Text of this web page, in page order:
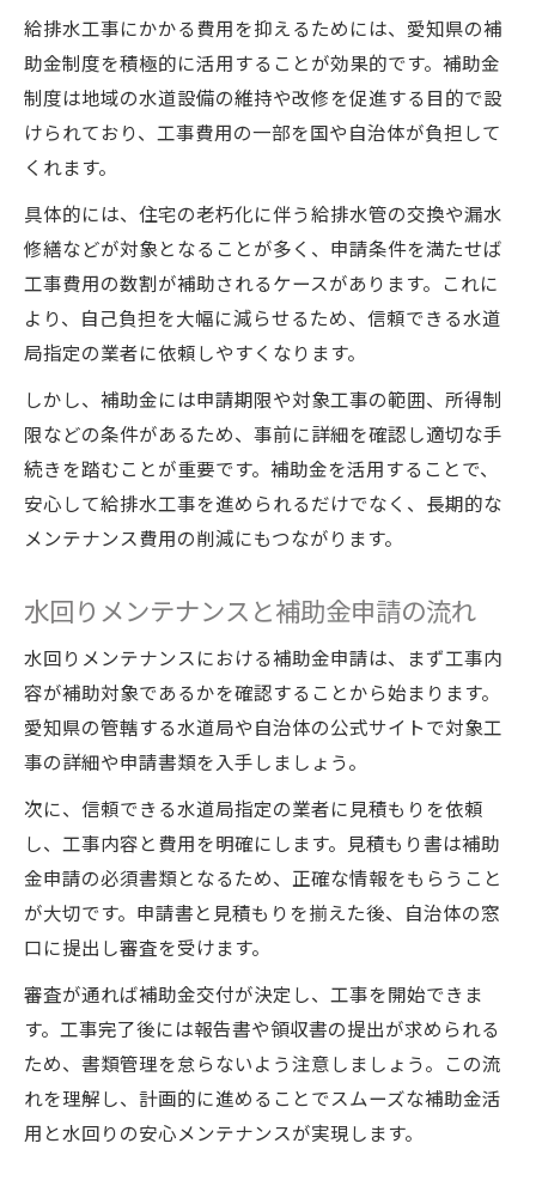
給排水工事にかかる費用を抑えるためには、愛知県の補
助金制度を積極的に活用することが効果的です。補助金
制度は地域の水道設備の維持や改修を促進する目的で設
けられており、工事費用の一部を国や自治体が負担して
くれます。
具体的には、住宅の老朽化に伴う給排水管の交換や漏水
修繕などが対象となることが多く、申請条件を満たせば
工事費用の数割が補助されるケースがあります。これに
より、自己負担を大幅に減らせるため、信頼できる水道
局指定の業者に依頼しやすくなります。
しかし、補助金には申請期限や対象工事の範囲、所得制
限などの条件があるため、事前に詳細を確認し適切な手
続きを踏むことが重要です。補助金を活用することで、
安心して給排水工事を進められるだけでなく、長期的な
メンテナンス費用の削減にもつながります。
水回りメンテナンスと補助金申請の流れ
水回りメンテナンスにおける補助金申請は、まず工事内
容が補助対象であるかを確認することから始まります。
愛知県の管轄する水道局や自治体の公式サイトで対象工
事の詳細や申請書類を入手しましょう。
次に、信頼できる水道局指定の業者に見積もりを依頼
し、工事内容と費用を明確にします。見積もり書は補助
金申請の必須書類となるため、正確な情報をもらうこと
が大切です。申請書と見積もりを揃えた後、自治体の窓
口に提出し審査を受けます。
審査が通れば補助金交付が決定し、工事を開始できま
す。工事完了後には報告書や領収書の提出が求められる
ため、書類管理を怠らないよう注意しましょう。この流
れを理解し、計画的に進めることでスムーズな補助金活
用と水回りの安心メンテナンスが実現します。